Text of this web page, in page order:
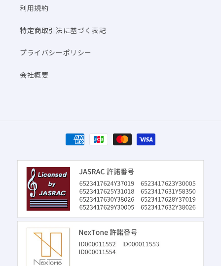
利用規約
特定商取引法に基づく表記
プライバシーポリシー
会社概要
決
済
方
法